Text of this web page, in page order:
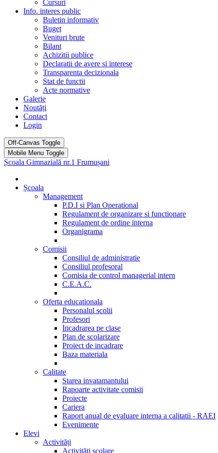
Cursuri
Info. interes public
Buletin informativ
Buget
Venituri brute
Bilant
Achizitii publice
Declaratii de avere si interese
Transparenta decizionala
Stat de functii
Acte normative
Galerie
Noutăți
Contact
Login
Off-Canvas Toggle
Mobile Menu Toggle
Școala Gimnazială nr.1 Frumușani
Școala
Management
P.D.I si Plan Operational
Regulament de organizare si functionare
Regulament de ordine interna
Organigrama
Comisii
Consiliul de administratie
Consiliul profesoral
Comisia de control managerial intern
C.E.A.C.
Oferta educationala
Personalul scolii
Profesori
Incadrarea pe clase
Plan de scolarizare
Proiect de incadrare
Baza materiala
Calitate
Starea invatamantului
Rapoarte activitate comisii
Proiecte
Cariera
Raport anual de evaluare interna a calitatii - RAEI
Evenimente
Elevi
Activități
Activități scolare